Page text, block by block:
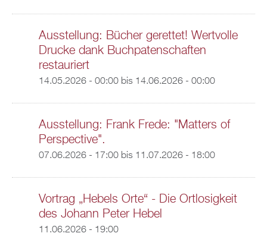
Ausstellung: Bücher gerettet! Wertvolle
Drucke dank Buchpatenschaften
restauriert
14.05.2026 - 00:00bis 14.06.2026 - 00:00
Ausstellung: Frank Frede: "Matters of
Perspective".
07.06.2026 - 17:00bis 11.07.2026 - 18:00
Vortrag „Hebels Orte“ - Die Ortlosigkeit
des Johann Peter Hebel
11.06.2026 - 19:00